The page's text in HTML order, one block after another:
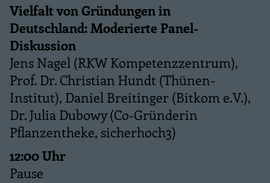
Vielfalt von Gründungen in
Deutschland: Moderierte Panel-
Diskussion
Jens Nagel (RKW Kompetenzzentrum),
Prof. Dr. Christian Hundt (Thünen-
Institut), Daniel Breitinger (Bitkom e.V.),
Dr. Julia Dubowy (Co-Gründerin
Pflanzentheke, sicherhoch3)
12:00 Uhr
Pause